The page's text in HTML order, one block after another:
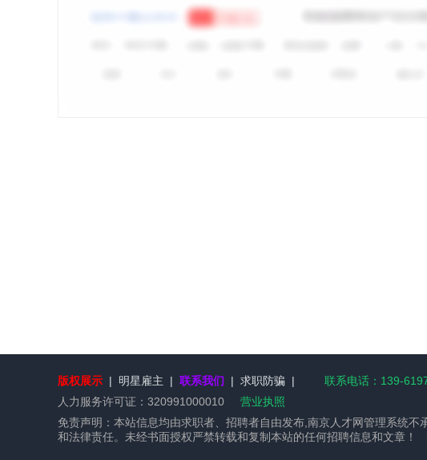
版权展示 | 明星雇主 | 联系我们 | 求职防骗 |
联系电话：139-
人力服务许可证： 320991000010
营业执照
免责声明：本站信息均由求职者、招聘者自由发布,南京人才网管理系统
和法律责任。未经书面授权严禁转载和复制本站的任何招聘信息和文章！